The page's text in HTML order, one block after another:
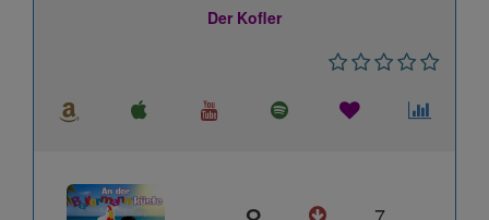
Der Kofler